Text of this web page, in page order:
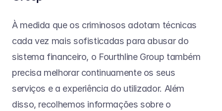
À medida que os criminosos adotam técnicas
cada vez mais sofisticadas para abusar do
sistema financeiro, o Fourthline Group também
precisa melhorar continuamente os seus
serviços e a experiência do utilizador. Além
disso, recolhemos informações sobre o